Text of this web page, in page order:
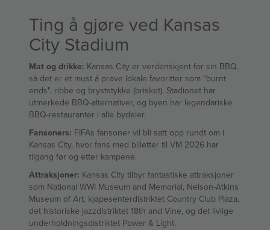
Ting å gjøre ved Kansas
City Stadium
Mat og drikke: Kansas City er verdenskjent for sin BBQ,
så det er et must å prøve lokale favoritter som "burnt
ends", ribbe og bryststykke (brisket). Stadionet har
utmerkede BBQ-alternativer, og byen har legendariske
BBQ-restauranter i alle bydeler.
Fansoners: FIFAs fansoner vil bli satt opp rundt om i
Kansas City, hvor fans med billetter til VM 2026 har
tilgang før og etter kampene.
Attraksjoner: Kansas City tilbyr fantastiske attraksjoner
som National WWI Museum and Memorial, Nelson-Atkins
Museum of Art, kjøpesenterdistriktet Country Club Plaza,
det historiske jazzdistriktet 18th and Vine, og det livlige
underholdningsdistriktet Power & Light.